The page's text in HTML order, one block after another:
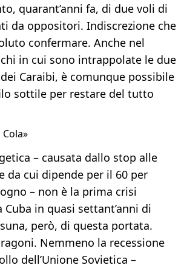
quarant’anni fa, di due voli di
da oppositori. Indiscrezione che
confermare. Anche nel
in cui sono intrappolate le due
Caraibi, è comunque possibile
sottile per restare del tutto
– causata dallo stop alle
da cui dipende per il 60 per
– non è la prima crisi
in quasi settant’anni di
però, di questa portata.
Nemmeno la recessione
dell’Unione Sovietica –